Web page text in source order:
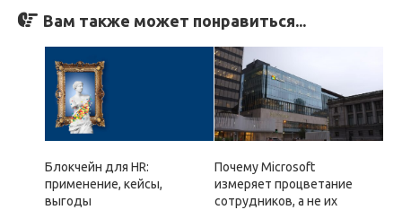
Вам также может понравиться...
Блокчейн для HR:
применение, кейсы,
выгоды
Почему Microsoft
измеряет процветание
сотрудников, а не их